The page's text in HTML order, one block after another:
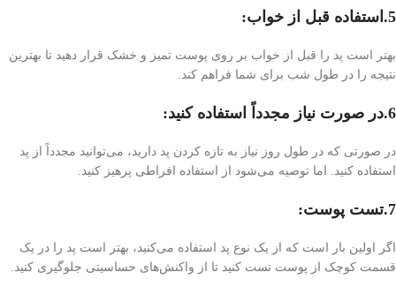
5.استفاده قبل از خواب:
بهتر است پد را قبل از خواب بر روی پوست تمیز و خشک قرار دهید تا بهترین
نتیجه را در طول شب برای شما فراهم کند.
6.در صورت نیاز مجدداً استفاده کنید:
در صورتی که در طول روز نیاز به تازه کردن پد دارید، می‌توانید مجدداً از پد
استفاده کنید. اما توصیه می‌شود از استفاده افراطی پرهیز کنید.
7.تست پوست:
اگر اولین بار است که از یک نوع پد استفاده می‌کنید، بهتر است پد را در یک
قسمت کوچک از پوست تست کنید تا از واکنش‌های حساسیتی جلوگیری کنید.